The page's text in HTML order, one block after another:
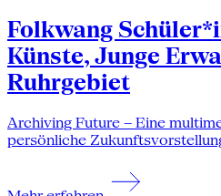
Folkwang
Künste, Junge
Ruhrgebiet
Archiving Future – Eine
persönliche